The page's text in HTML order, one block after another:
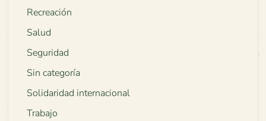
Recreación
Salud
Seguridad
Sin categoría
Solidaridad internacional
Trabajo